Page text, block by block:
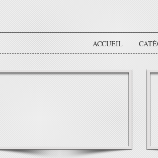
ACCUEIL